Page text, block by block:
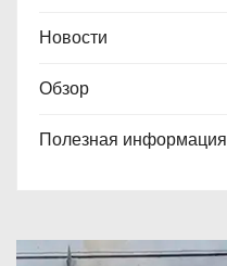
Новости
Обзор
Полезная информация